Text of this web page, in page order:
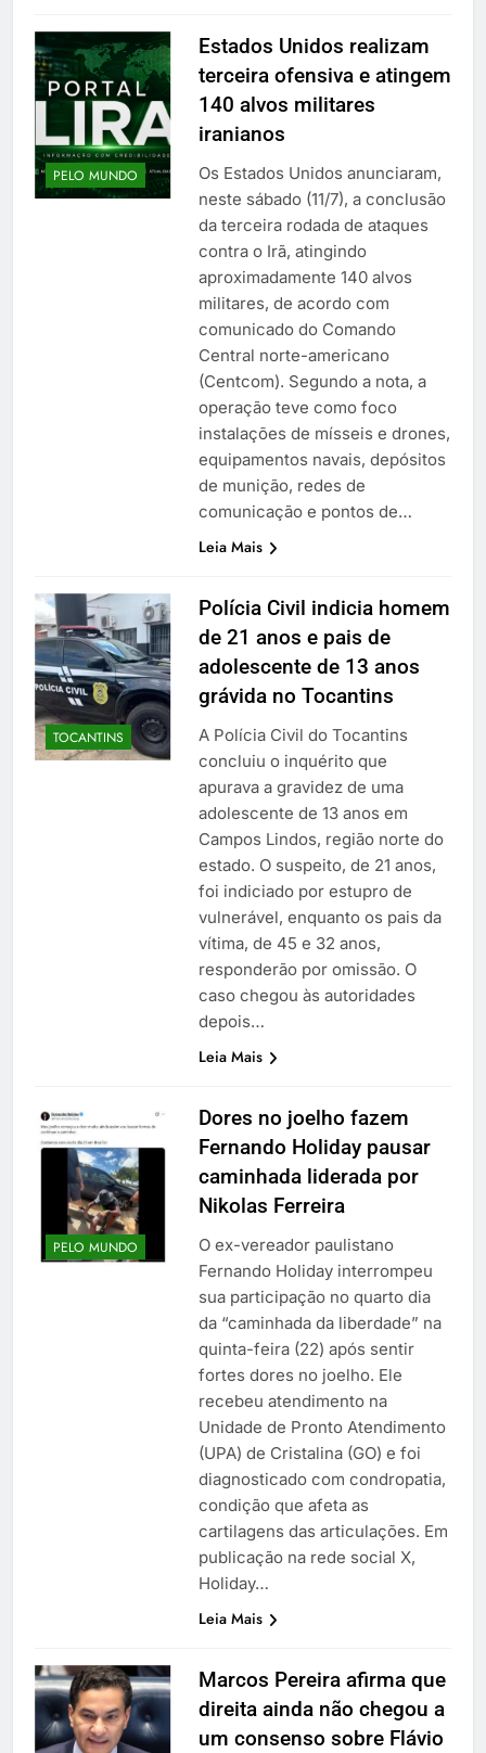
PELO MUNDO
Estados Unidos realizam
terceira ofensiva e atingem
140 alvos militares
iranianos
Os Estados Unidos anunciaram,
neste sábado (11/7), a conclusão
da terceira rodada de ataques
contra o Irã, atingindo
aproximadamente 140 alvos
militares, de acordo com
comunicado do Comando
Central norte-americano
(Centcom). Segundo a nota, a
operação teve como foco
instalações de mísseis e drones,
equipamentos navais, depósitos
de munição, redes de
comunicação e pontos de…
Leia Mais
TOCANTINS
Polícia Civil indicia homem
de 21 anos e pais de
adolescente de 13 anos
grávida no Tocantins
A Polícia Civil do Tocantins
concluiu o inquérito que
apurava a gravidez de uma
adolescente de 13 anos em
Campos Lindos, região norte do
estado. O suspeito, de 21 anos,
foi indiciado por estupro de
vulnerável, enquanto os pais da
vítima, de 45 e 32 anos,
responderão por omissão. O
caso chegou às autoridades
depois…
Leia Mais
PELO MUNDO
Dores no joelho fazem
Fernando Holiday pausar
caminhada liderada por
Nikolas Ferreira
O ex-vereador paulistano
Fernando Holiday interrompeu
sua participação no quarto dia
da “caminhada da liberdade” na
quinta-feira (22) após sentir
fortes dores no joelho. Ele
recebeu atendimento na
Unidade de Pronto Atendimento
(UPA) de Cristalina (GO) e foi
diagnosticado com condropatia,
condição que afeta as
cartilagens das articulações. Em
publicação na rede social X,
Holiday…
Leia Mais
Marcos Pereira afirma que
direita ainda não chegou a
um consenso sobre Flávio